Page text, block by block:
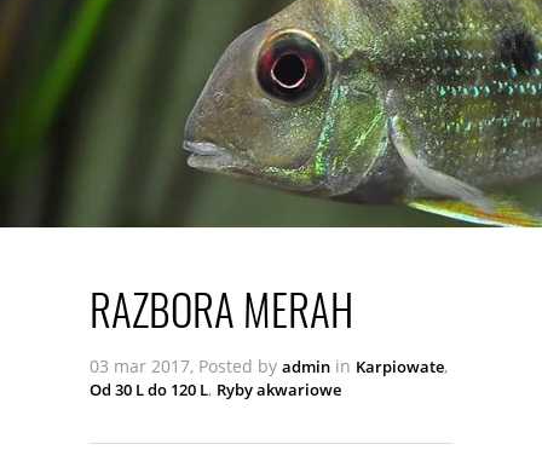
RAZBORA MERAH
03 mar 2017, Posted by admin in Karpiowate,
Od 30 L do 120 L, Ryby akwariowe